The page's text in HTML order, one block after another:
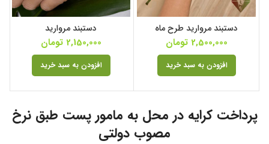
دستبند مروارید طرح ماه
2,500,000 تومان
افزودن به سبد خرید
دستبند مروارید
2,150,000 تومان
افزودن به سبد خرید
پرداخت کرایه در محل به مامور پست طبق نرخ
مصوب دولتی